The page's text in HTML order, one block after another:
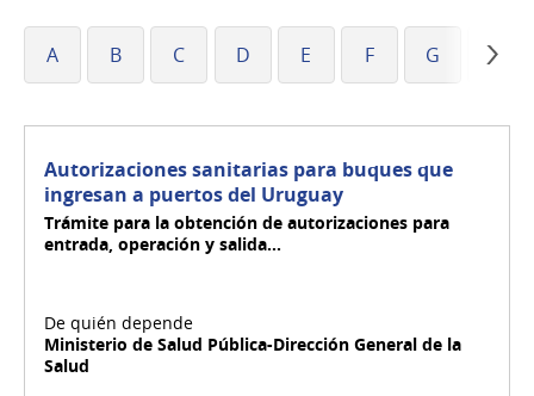
A B C D E F G H
Autorizaciones sanitarias para buques que
ingresan a puertos del Uruguay
Trámite para la obtención de autorizaciones para
entrada, operación y salida...
Ministerio de Salud Pública-Dirección General de la
Salud